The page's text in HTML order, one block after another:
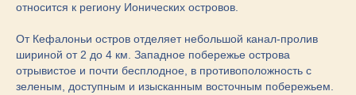
относится к региону Ионических островов.
От Кефалоньи остров отделяет небольшой канал-пролив
шириной от 2 до 4 км. Западное побережье острова
отрывистое и почти бесплодное, в противоположность с
зеленым, доступным и изысканным восточным побережьем.